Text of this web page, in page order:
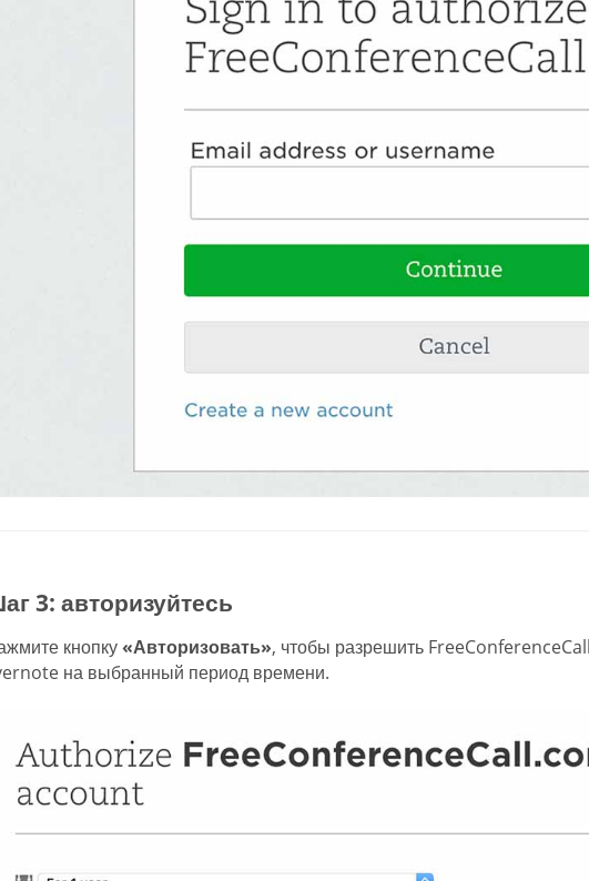
3: авторизуйтесь
кнопку«Авторизовать», чтобы разрешить
на выбранный период времени.